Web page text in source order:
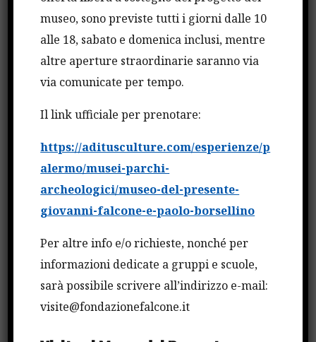
News università per la legalità
Il progetto Fulbright
museo, sono previste tutti i giorni dalle 10
alle 18, sabato e domenica inclusi, mentre
altre aperture straordinarie saranno via
via comunicate per tempo.
Il link ufficiale per prenotare:
https://aditusculture.com/esperienze/p
alermo/musei-parchi-
archeologici/museo-del-presente-
giovanni-falcone-e-paolo-borsellino
Per altre info e/o richieste, nonché per
informazioni dedicate a gruppi e scuole,
sarà possibile scrivere all’indirizzo e-mail:
visite@fondazionefalcone.it